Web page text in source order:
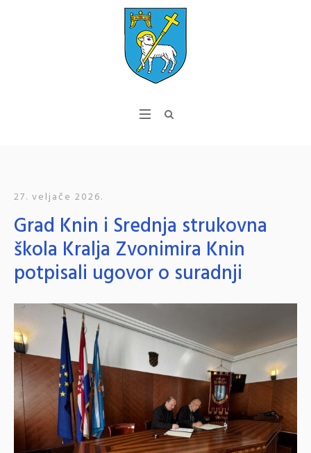
27. veljače 2026.
Grad Knin i Srednja strukovna
škola Kralja Zvonimira Knin
potpisali ugovor o suradnji